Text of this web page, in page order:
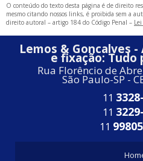
O conteúdo do texto desta página é de direito
mesmo citando nossos links, é proibida sem a
direito autoral – artigo 184 do Código Penal –
Lemos & Goncalves
e fixação:
Rua Florêncio de
São Paulo-SP -
11
11
11